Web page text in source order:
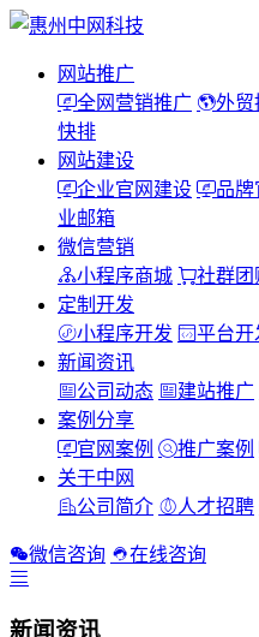
网站推广
全网营销推广
外贸
快排
网站建设
企业官网建设
品牌
业邮箱
微信营销
小程序商城
社群团
定制开发
小程序开发
平台开
新闻资讯
公司动态
建站推广
案例分享
官网案例
推广案例
关于中网
公司简介
人才招聘
微信咨询 在线咨询
新闻资讯